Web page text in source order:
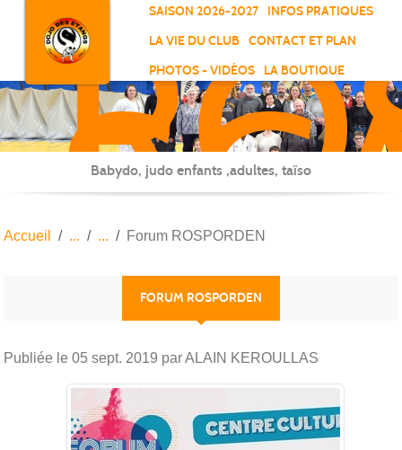
SAISON 2026-2027
INFOS PRATIQUES
LA VIE DU CLUB
CONTACT ET PLAN
PHOTOS - VIDÉOS
LA BOUTIQUE
-
-
Babydo, judo enfants ,adultes, taïso
Accueil Forum ROSPORDEN
FORUM ROSPORDEN
Publiée le 05 sept. 2019 par ALAIN KEROULLAS
Panneau de gestion des cookies